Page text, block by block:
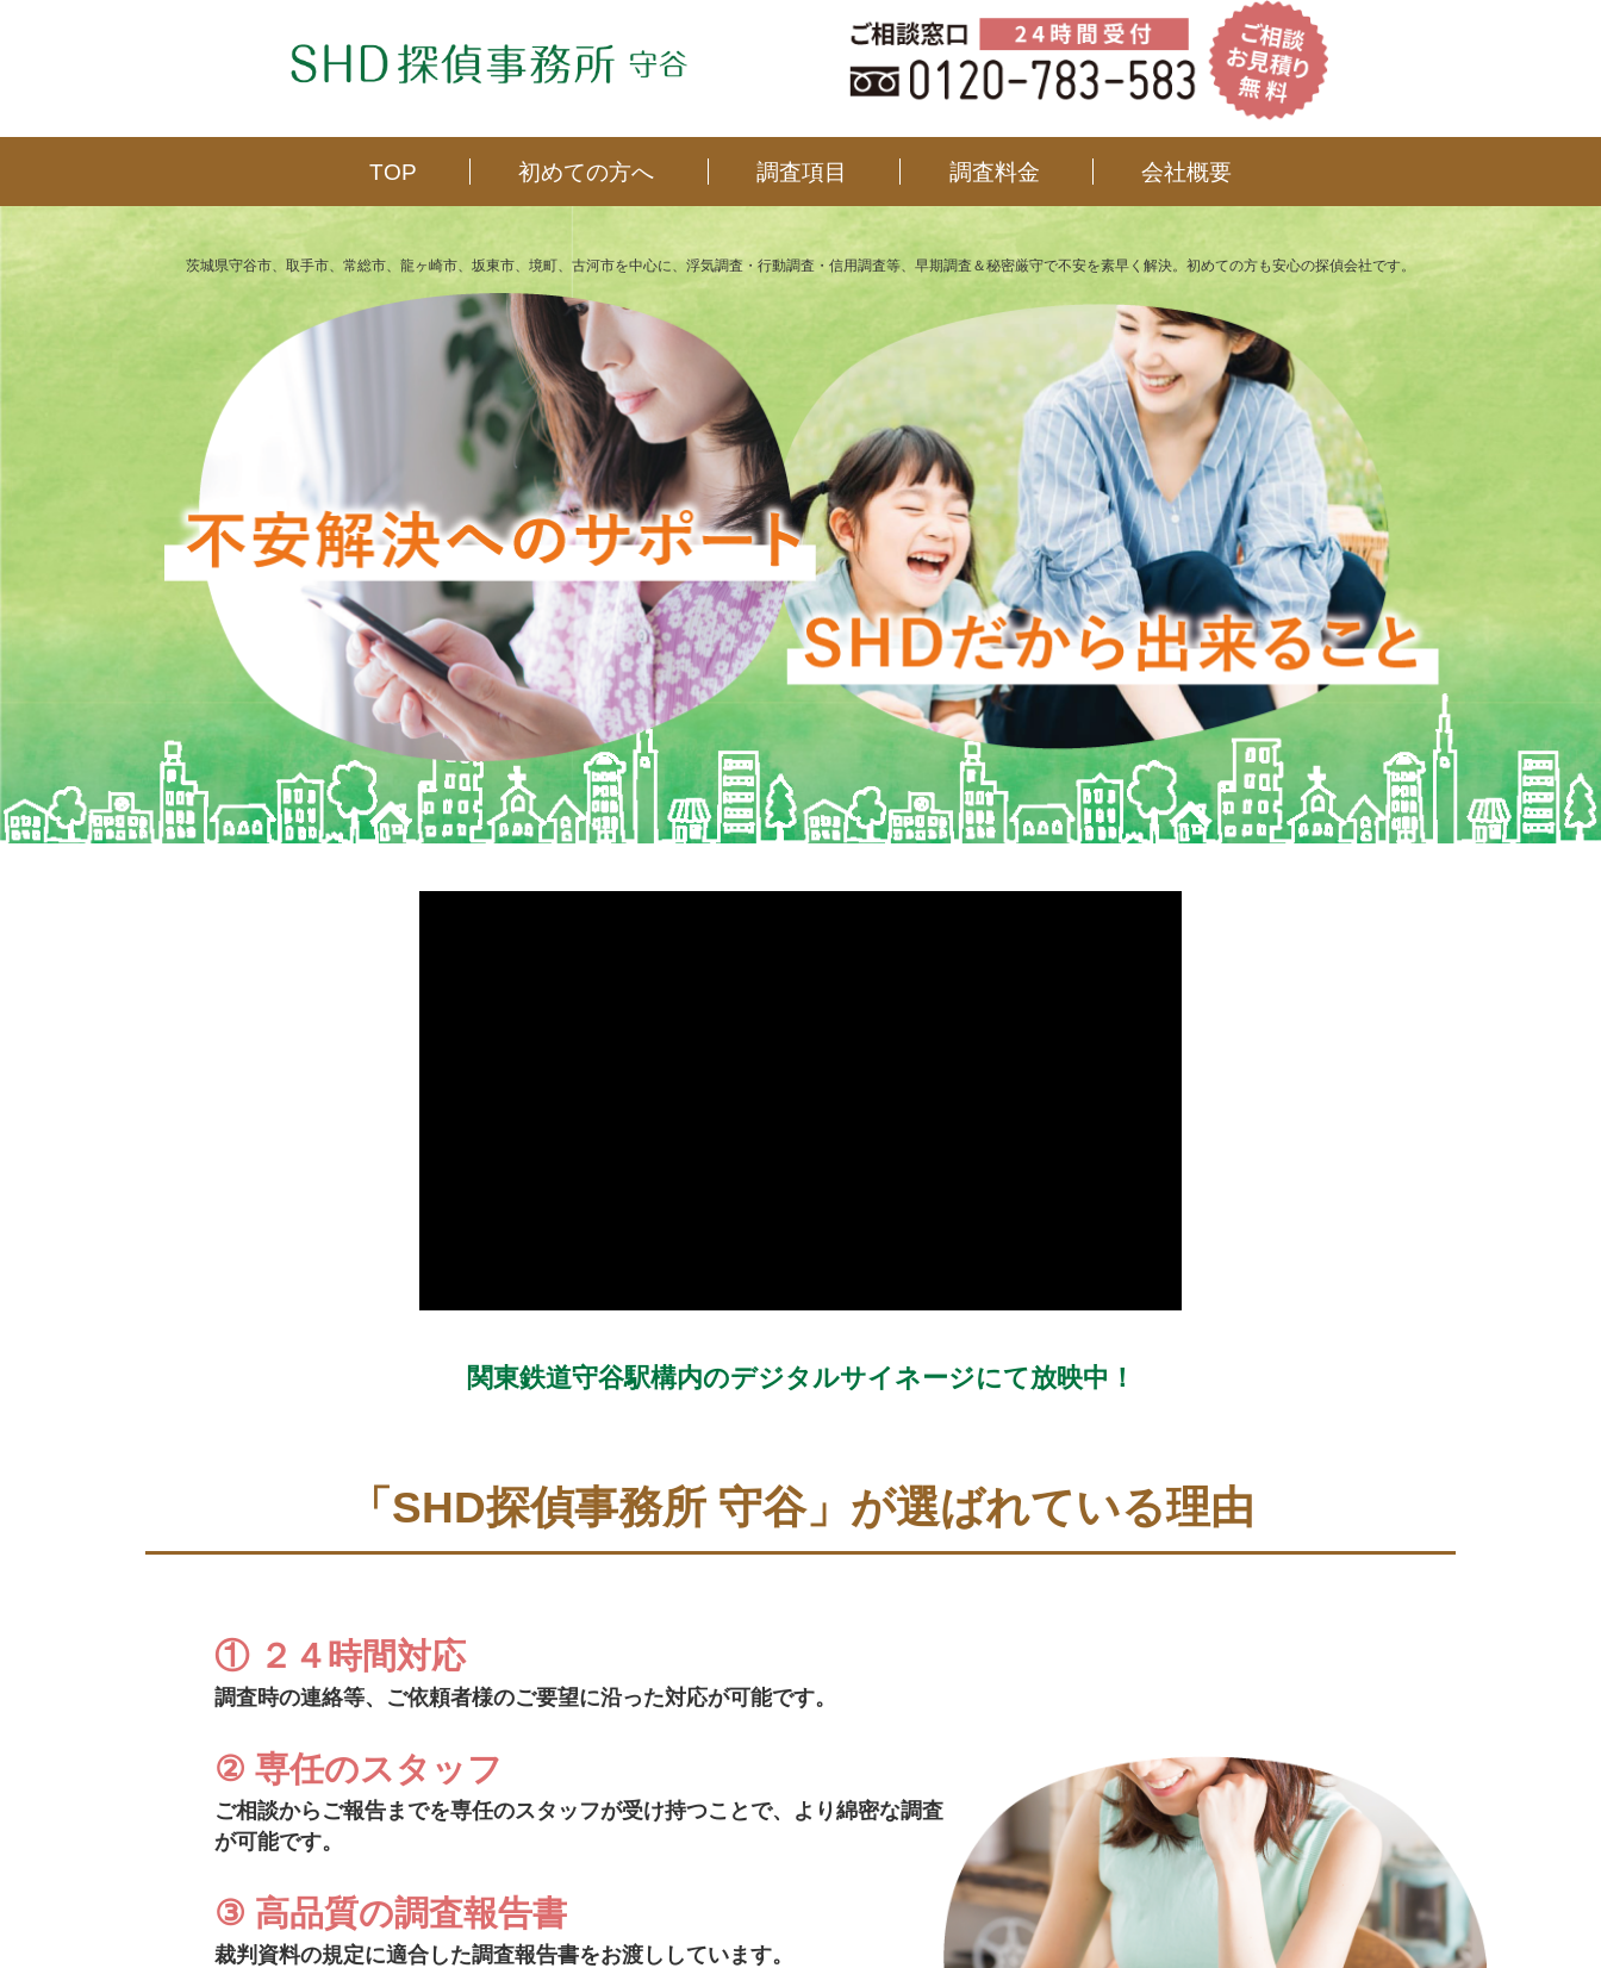
TOP 初めての方へ 調査項目 調査料金 会社概要
茨城県守谷市、取手市、常総市、龍ヶ崎市、坂東市、境町、古河市を中心に、浮気調査・行動調査・信用調査等、早期調査＆秘密厳守で不安を素早く解決。初めての方も安心の探偵会社です。
関東鉄道守谷駅構内のデジタルサイネージにて放映中！
「SHD探偵事務所 守谷」が選ばれている理由
① ２４時間対応
調査時の連絡等、ご依頼者様のご要望に沿った対応が可能です。
② 専任のスタッフ
ご相談からご報告までを専任のスタッフが受け持つことで、より綿密な調査
が可能です。
③ 高品質の調査報告書
裁判資料の規定に適合した調査報告書をお渡ししています。